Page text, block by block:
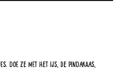
Doe ze met het ijs, de pindakaas,